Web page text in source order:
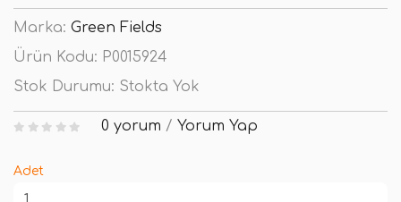
Marka: Green Fields
Ürün Kodu: P0015924
Stok Durumu: Stokta Yok
0 yorum / Yorum Yap
Adet